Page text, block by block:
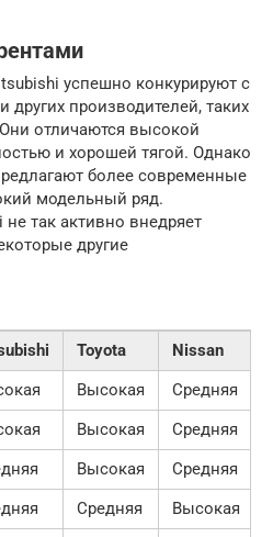
успешно конкурируют с
производителей, таких
отличаются высокой
и хорошей тягой. Однако
более современные
модельный ряд.
так активно внедряет
другие
Toyota
Nissan
Высокая
Средняя
Высокая
Средняя
Высокая
Средняя
Средняя
Высокая